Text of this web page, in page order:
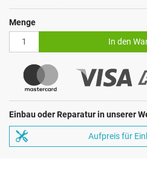
Menge
In den
Einbau oder Reparatur in unserer
Aufpreis für